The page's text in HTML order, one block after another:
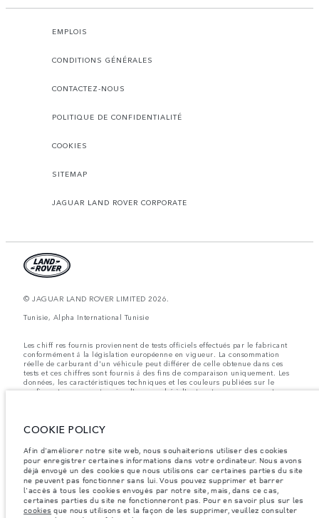
EMPLOIS
CONDITIONS GÉNÉRALES
CONTACTEZ-NOUS
POLITIQUE DE CONFIDENTIALITÉ
COOKIES
SITEMAP
JAGUAR LAND ROVER CORPORATE
© JAGUAR LAND ROVER LIMITED 2026.
Tunisie, Alpha International Tunisie
Les chiff res fournis proviennent de tests officiels effectués par le fabricant
conformément å la législation européenne en vigueur. La consommation
réelle de carburant d'un véhicule peut différer de celle obtenue dans ces
tests et ces chiffres sont fournis å des fins de comparaison uniquement. Les
données, les caractéristiques techniques et les couleurs publiées sur le
configurateur peuvent varier d'un marché à l'autre et ne comprennent pas
Les poids indiqués correspondent à des spécifications de véhicule standard.
affecteront la charge utile. Assurez-vous que le poids total en charge du
véhicule, les charges maximales par essieu et la charge utile ne sont pas
dépassés lorsque vous chargez des accessoires, des occupants, des liquides
et des carburants.
Remarque importante sur les images et les spécifications. La pénurie
mondiale de semi-conducteurs affecte actuellement les spécifications de
construction des véhicules, la disponibilité des options et les délais de
COOKIE POLICY
Afin d'améliorer notre site web, nous souhaiterions utiliser des cookies
pour enregistrer certaines informations dans votre ordinateur. Nous avons
déjà envoyé un des cookies que nous utilisons car certaines parties du site
ne peuvent pas fonctionner sans lui. Vous pouvez supprimer et barrer
l'accès à tous les cookies envoyés par notre site, mais, dans ce cas,
certaines parties du site ne fonctionneront pas. Pour en savoir plus sur les
cookies que nous utilisons et la façon de les supprimer, veuillez consulter